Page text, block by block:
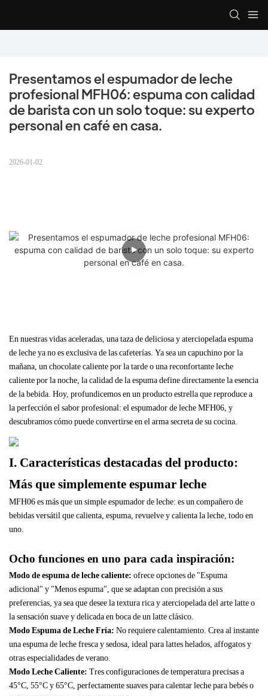
Presentamos el espumador de leche
profesional MFH06: espuma con calidad
de barista con un solo toque: su experto
personal en café en casa.
2026-01-02
En nuestras vidas aceleradas, una taza de deliciosa y aterciopelada espuma
de leche ya no es exclusiva de las cafeterías. Ya sea un capuchino por la
mañana, un chocolate caliente por la tarde o una reconfortante leche
caliente por la noche, la calidad de la espuma define directamente la esencia
de la bebida. Hoy, profundicemos en un producto estrella que reproduce a
la perfección el sabor profesional: el espumador de leche MFH06, y
descubramos cómo puede convertirse en el arma secreta de su cocina.
I. Características destacadas del producto:
Más que simplemente espumar leche
MFH06 es más que un simple espumador de leche: es un compañero de
bebidas versátil que calienta, espuma, revuelve y calienta la leche, todo en
uno.
Ocho funciones en uno para cada inspiración:
Modo de espuma de leche caliente: ofrece opciones de "Espuma
adicional" y "Menos espuma", que se adaptan con precisión a sus
preferencias, ya sea que desee latextura rica y aterciopelada del arte latte o
la sensación suave y delicada en boca de un latte clásico.
Modo Espuma de Leche Fría: No requiere calentamiento. Crea al instante
una espuma de leche fresca y sedosa, ideal para lattes helados, affogatos y
otras especialidades de verano.
Modo Leche Caliente: Tres configuraciones de temperatura precisas a
45°C, 55°C y 65°C, perfectamente suaves para calentar leche para bebés o